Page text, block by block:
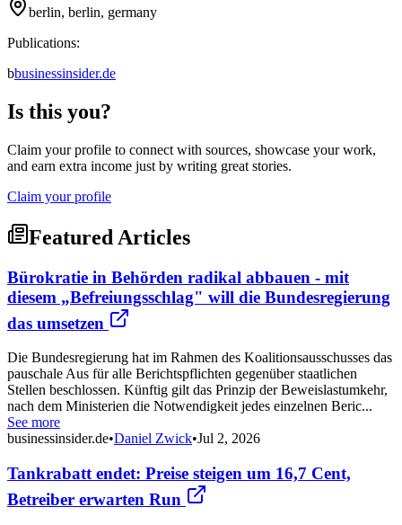
berlin, berlin, germany
Publications:
bbusinessinsider.de
Is this you?
Claim your profile to connect with sources, showcase your work,
and earn extra income just by writing great stories.
Claim your profile
Featured Articles
Bürokratie in Behörden radikal abbauen - mit
diesem „Befreiungsschlag" will die Bundesregierung
das umsetzen
Die Bundesregierung hat im Rahmen des Koalitionsausschusses das
pauschale Aus für alle Berichtspflichten gegenüber staatlichen
Stellen beschlossen. Künftig gilt das Prinzip der Beweislastumkehr,
nach dem Ministerien die Notwendigkeit jedes einzelnen Beric...
See more
businessinsider.de•Daniel Zwick•Jul 2, 2026
Tankrabatt endet: Preise steigen um 16,7 Cent,
Betreiber erwarten Run